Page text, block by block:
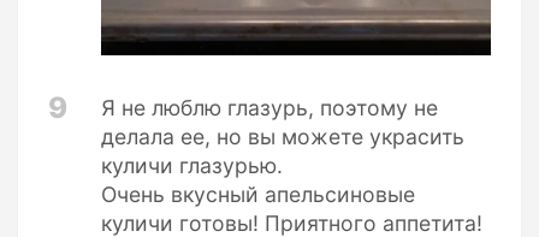
9
Я не люблю глазурь, поэтому не
делала ее, но вы можете украсить
куличи глазурью.
Очень вкусный апельсиновые
куличи готовы! Приятного аппетита!